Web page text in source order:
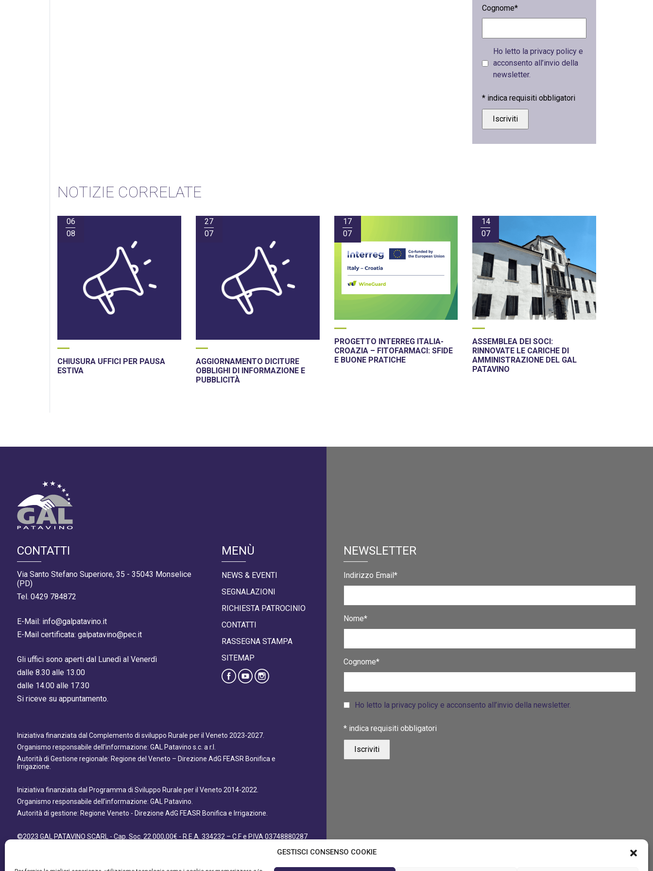
GESTISCI CONSENSO COOKIE
Cognome*
Ho letto la privacy policy e
acconsento all’invio della
newsletter.
* indica requisiti obbligatori
NOTIZIE CORRELATE
06
08
CHIUSURA UFFICI PER PAUSA
ESTIVA
27
07
AGGIORNAMENTO DICITURE
OBBLIGHI DI INFORMAZIONE E
PUBBLICITÀ
17
07
PROGETTO INTERREG ITALIA-
CROAZIA – FITOFARMACI: SFIDE
E BUONE PRATICHE
14
07
ASSEMBLEA DEI SOCI:
RINNOVATE LE CARICHE DI
AMMINISTRAZIONE DEL GAL
PATAVINO
CONTATTI
Via Santo Stefano Superiore, 35 - 35043 Monselice
(PD)
Tel. 0429 784872
E-Mail: info@galpatavino.it
E-Mail certificata: galpatavino@pec.it
Gli uffici sono aperti dal Lunedì al Venerdì
dalle 8.30 alle 13.00
dalle 14.00 alle 17.30
Si riceve su appuntamento.
MENÙ
NEWS & EVENTI
SEGNALAZIONI
RICHIESTA PATROCINIO
CONTATTI
RASSEGNA STAMPA
SITEMAP
Iniziativa finanziata dal Complemento di sviluppo Rurale per il Veneto 2023-2027.
Organismo responsabile dell’informazione: GAL Patavino s.c. a r.l.
Autorità di Gestione regionale: Regione del Veneto – Direzione AdG FEASR Bonifica e
Irrigazione.
Iniziativa finanziata dal Programma di Sviluppo Rurale per il Veneto 2014-2022.
Organismo responsabile dell’informazione: GAL Patavino.
Autorità di gestione: Regione Veneto - Direzione AdG FEASR Bonifica e Irrigazione.
©2023 GAL PATAVINO SCARL - Cap. Soc. 22.000,00€ - R.E.A. 334232 – C.F e P.IVA 03748880287
NEWSLETTER
Indirizzo Email*
Nome*
Cognome*
Ho letto la privacy policy e acconsento all’invio della newsletter.
* indica requisiti obbligatori